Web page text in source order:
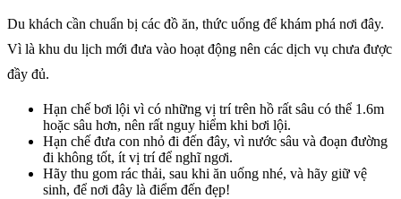
Du khách cần chuẩn bị các đồ ăn, thức uống để khám phá nơi đây.
Vì là khu du lịch mới đưa vào hoạt động nên các dịch vụ chưa được
đầy đủ.
Hạn chế bơi lội vì có những vị trí trên hồ rất sâu có thể 1.6m
hoặc sâu hơn, nên rất nguy hiểm khi bơi lội.
Hạn chế đưa con nhỏ đi đến đây, vì nước sâu và đoạn đường
đi không tốt, ít vị trí để nghĩ ngơi.
Hãy thu gom rác thải, sau khi ăn uống nhé, và hãy giữ vệ
sinh, để nơi đây là điểm đến đẹp!